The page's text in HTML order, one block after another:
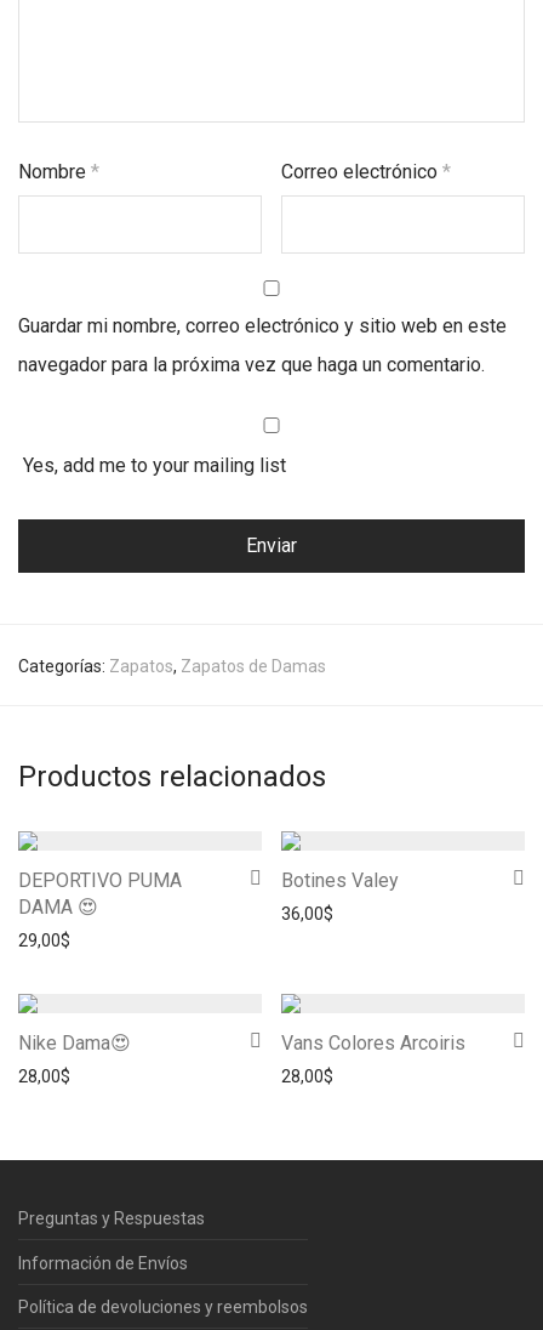
Nombre * Correo electrónico*
Guardar mi nombre, correo electrónico y sitio web en este
navegador para la próxima vez que haga un comentario.
Yes, add me to your mailing list
Categorías: Zapatos, Zapatos de Damas
Productos relacionados
DEPORTIVO PUMA
DAMA 😍
29,00$
Botines Valey
36,00$
Nike Dama😍
28,00$
Vans Colores Arcoiris
28,00$
Preguntas y Respuestas
Información de Envíos
Política de devoluciones y reembolsos